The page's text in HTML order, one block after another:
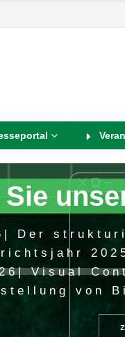
Der
Visual
von